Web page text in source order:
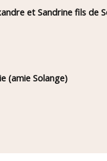
et Sandrine fils de
(amie Solange)